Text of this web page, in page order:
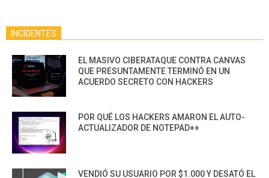
INCIDENTES
EL MASIVO CIBERATAQUE CONTRA CANVAS
QUE PRESUNTAMENTE TERMINÓ EN UN
ACUERDO SECRETO CON HACKERS
POR QUÉ LOS HACKERS AMARON EL AUTO-
ACTUALIZADOR DE NOTEPAD++
VENDIÓ SU USUARIO POR $1.000 Y DESATÓ EL